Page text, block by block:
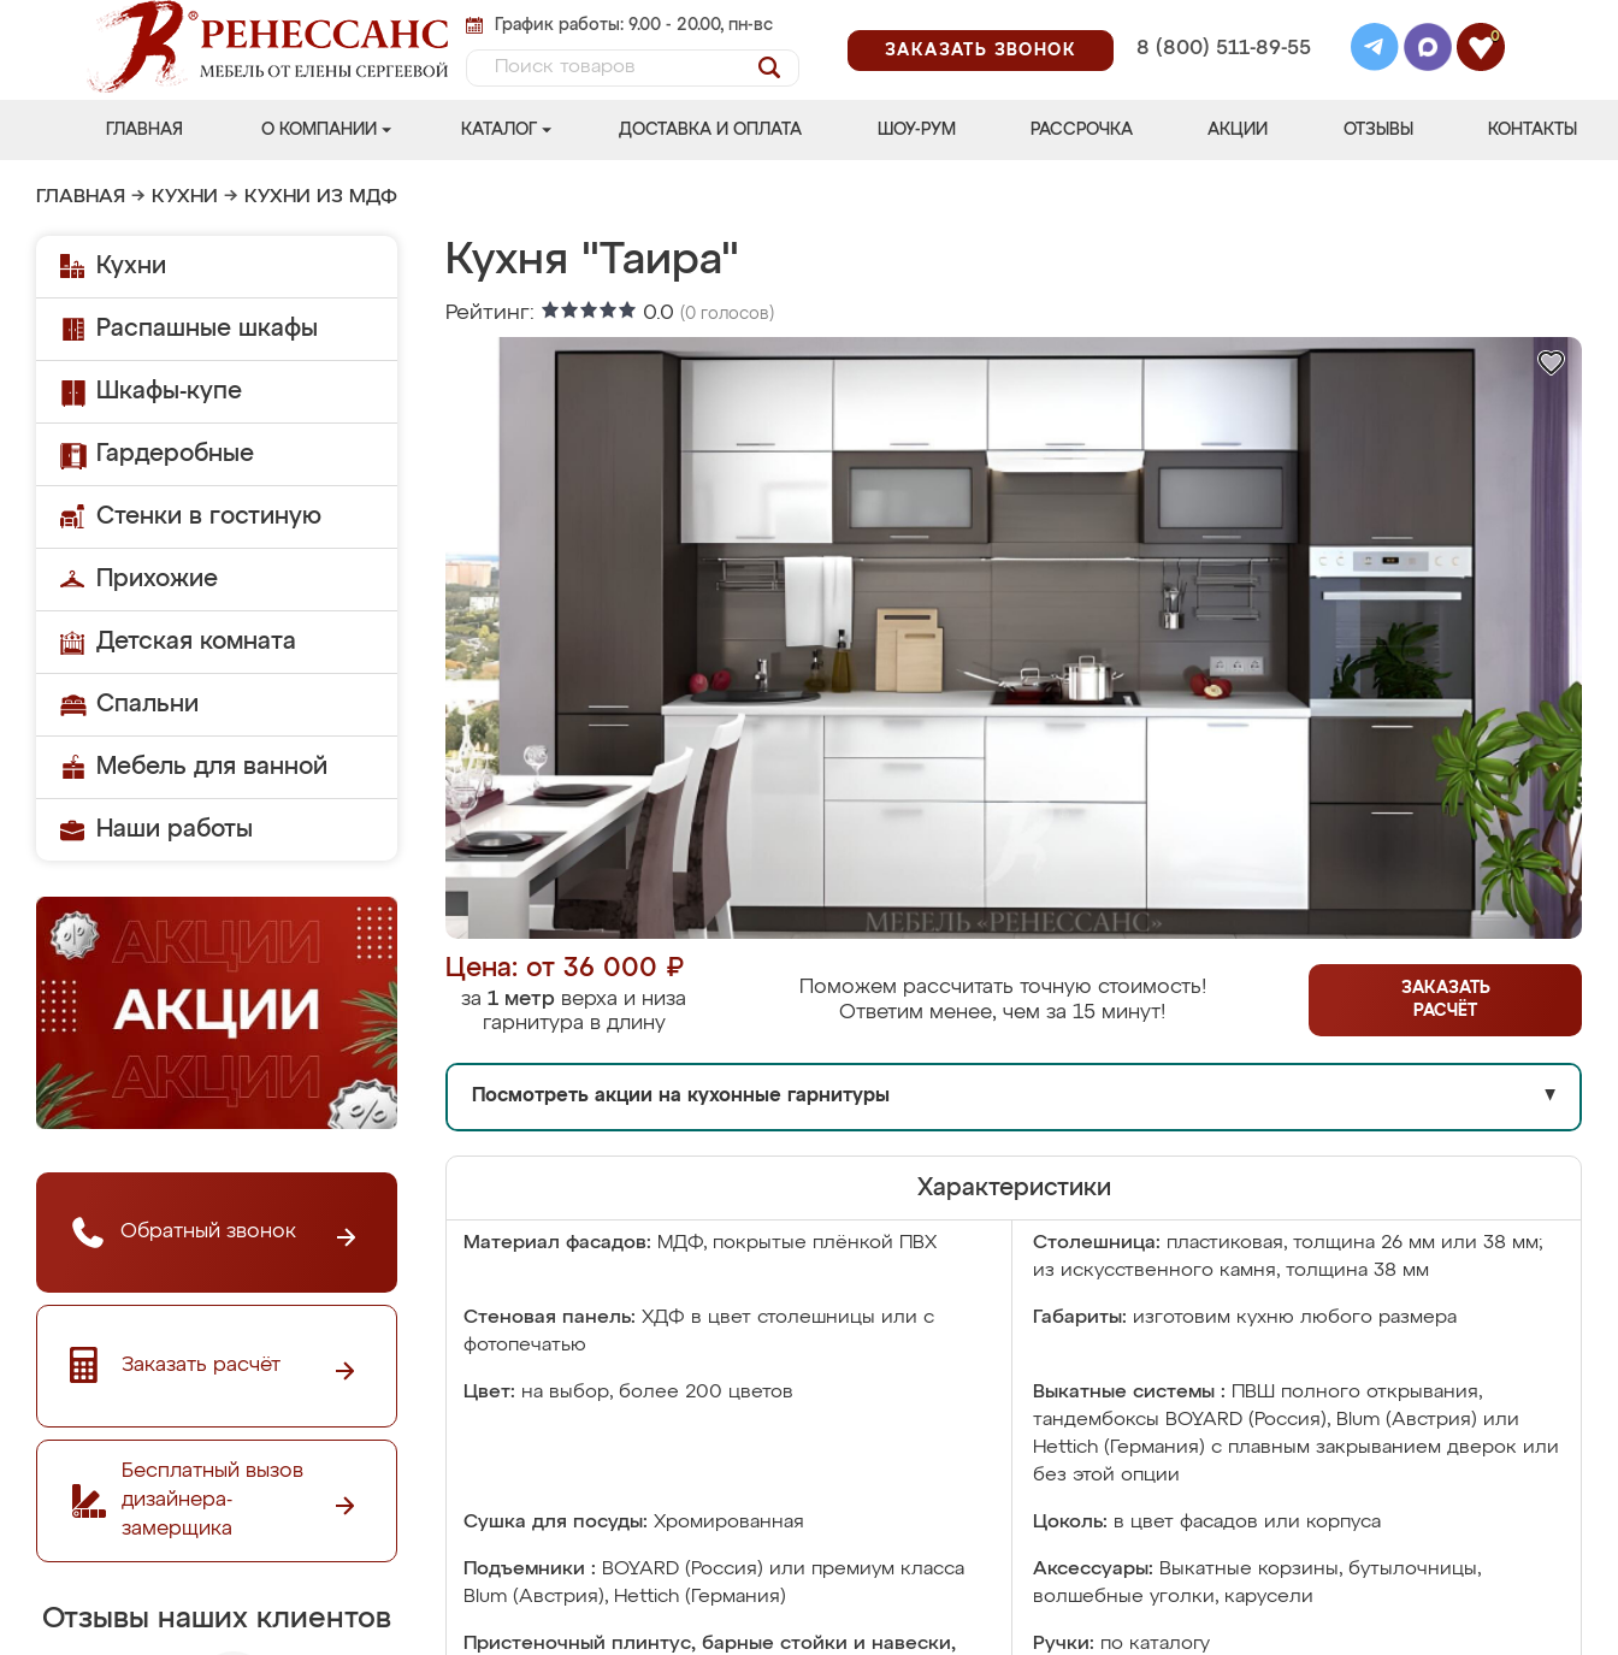
График работы: 9.00 - 20.00, пн-вс
ЗАКАЗАТЬ ЗВОНОК
8 (800) 511-89-55
0
ГЛАВНАЯ О КОМПАНИИ КАТАЛОГ ДОСТАВКА И ОПЛАТА ШОУ-РУМ РАССРОЧКА АКЦИИ ОТЗЫВЫ КОНТАКТЫ
ГЛАВНАЯ → КУХНИ → КУХНИ ИЗ МДФ
Кухни
Распашные шкафы
Шкафы-купе
Гардеробные
Стенки в гостиную
Прихожие
Детская комната
Спальни
Мебель для ванной
Наши работы
Обратный звонок
Заказать расчёт
Бесплатный вызов
дизайнера-
замерщика
Отзывы наших клиентов
Кухня "Таира"
Рейтинг: 0.0 (0 голосов)
Цена: от 36 000 ₽
за 1 метр верха и низа
гарнитура в длину
Поможем рассчитать точную стоимость!
Ответим менее, чем за 15 минут!
ЗАКАЗАТЬ
РАСЧЁТ
Посмотреть акции на кухонные гарнитуры ▼
Характеристики
Материал фасадов: МДФ, покрытые плёнкой ПВХ Столешница: пластиковая, толщина 26 мм или 38 мм;
из искусственного камня, толщина 38 мм
Стеновая панель: ХДФ в цвет столешницы или с
фотопечатью
Габариты: изготовим кухню любого размера
Цвет: на выбор, более 200 цветов Выкатные системы :
ПВШ полного открывания,
тандембоксы BOYARD (Россия), Blum (Австрия) или
Hettich (Германия) с плавным закрыванием дверок или
без этой опции
Сушка для посуды: Хромированная Цоколь: в цвет фасадов или корпуса
Подъемники : BOYARD (Россия) или премиум класса
Blum (Австрия), Hettich (Германия)
Аксессуары: Выкатные корзины, бутылочницы,
волшебные уголки, карусели
Пристеночный плинтус, барные стойки и навески,
Ручки: по каталогу